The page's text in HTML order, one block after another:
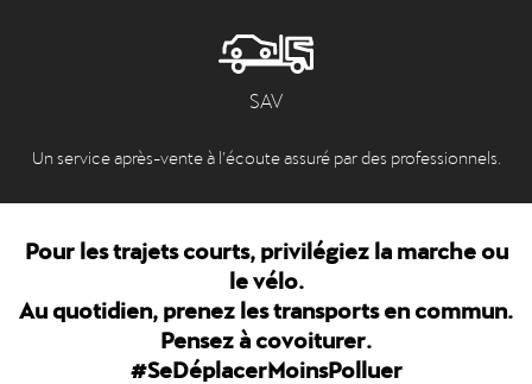
SAV
Un service après-vente à l’écoute assuré par des professionnels.
Pour les trajets courts, privilégiez la marche ou
le vélo.
Au quotidien, prenez les transports en commun.
Pensez à covoiturer.
#SeDéplacerMoinsPolluer